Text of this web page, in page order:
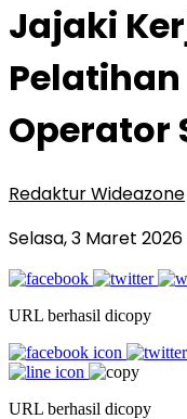
Jajaki
Pelatihan
Operator
Redaktur Wideazone
Selasa, 3 Maret 2026
URL berhasil dicopy
URL berhasil dicopy